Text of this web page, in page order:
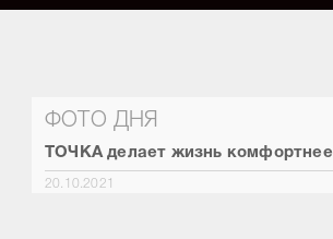
ФОТО ДНЯ
ТОЧКА делает жизнь комфортнее
20.10.2021